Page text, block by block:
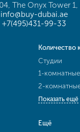
The Onyx Tower 1,
info@buy-dubai.ae
+7(495)431-99-33
Количество
Студии
1-
2-
Показать ещё
Ещё